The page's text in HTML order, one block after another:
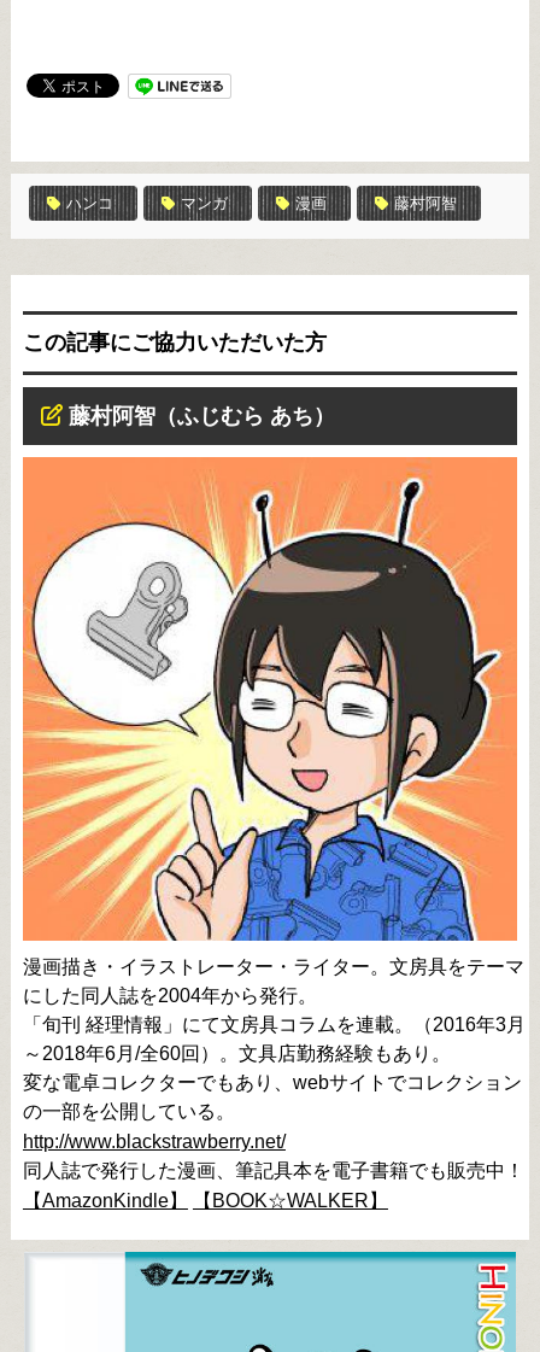
ハンコ マンガ 漫画 藤村阿智
この記事にご協力いただいた方
藤村阿智（ふじむら あち）
漫画描き・イラストレーター・ライター。文房具をテーマ
にした同人誌を2004年から発行。
「旬刊 経理情報」にて文房具コラムを連載。（2016年3月
～2018年6月/全60回）。文具店勤務経験もあり。
変な電卓コレクターでもあり、webサイトでコレクション
の一部を公開している。
http://www.blackstrawberry.net/
同人誌で発行した漫画、筆記具本を電子書籍でも販売中！
【AmazonKindle】
【BOOK☆WALKER】